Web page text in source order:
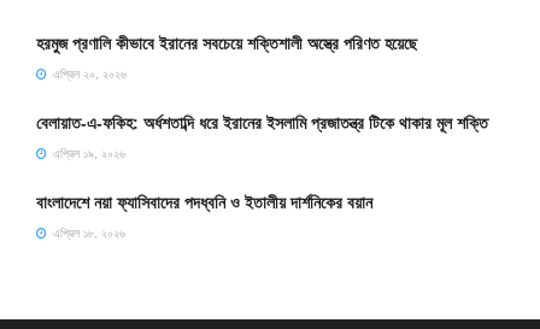
হরমুজ প্রণালি কীভাবে ইরানের সবচেয়ে শক্তিশালী অস্ত্রে পরিণত হয়েছে
এপ্রিল ২০, ২০২৬
বেলায়াত-এ-ফকিহ: অর্ধশতাব্দি ধরে ইরানের ইসলামি প্রজাতন্ত্র টিকে থাকার মূল শক্তি
এপ্রিল ১৯, ২০২৬
বাংলাদেশে নয়া ফ্যাসিবাদের পদধ্বনি ও ইতালীয় দার্শনিকের বয়ান
এপ্রিল ১৮, ২০২৬